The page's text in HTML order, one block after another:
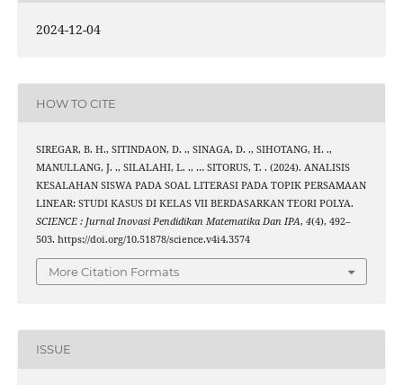
2024-12-04
HOW TO CITE
SIREGAR, B. H., SITINDAON, D. ., SINAGA, D. ., SIHOTANG, H. .,
MANULLANG, J. ., SILALAHI, L. ., … SITORUS, T. . (2024). ANALISIS
KESALAHAN SISWA PADA SOAL LITERASI PADA TOPIK PERSAMAAN
LINEAR: STUDI KASUS DI KELAS VII BERDASARKAN TEORI POLYA.
SCIENCE : Jurnal Inovasi Pendidikan Matematika Dan IPA, 4(4), 492–
503. https://doi.org/10.51878/science.v4i4.3574
More Citation Formats
ISSUE